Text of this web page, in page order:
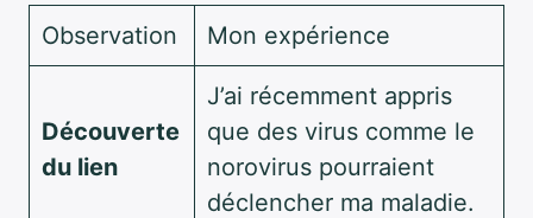
Observation Mon expérience
Découverte
du lien
J’ai récemment appris
que des virus comme le
norovirus pourraient
déclencher ma maladie.